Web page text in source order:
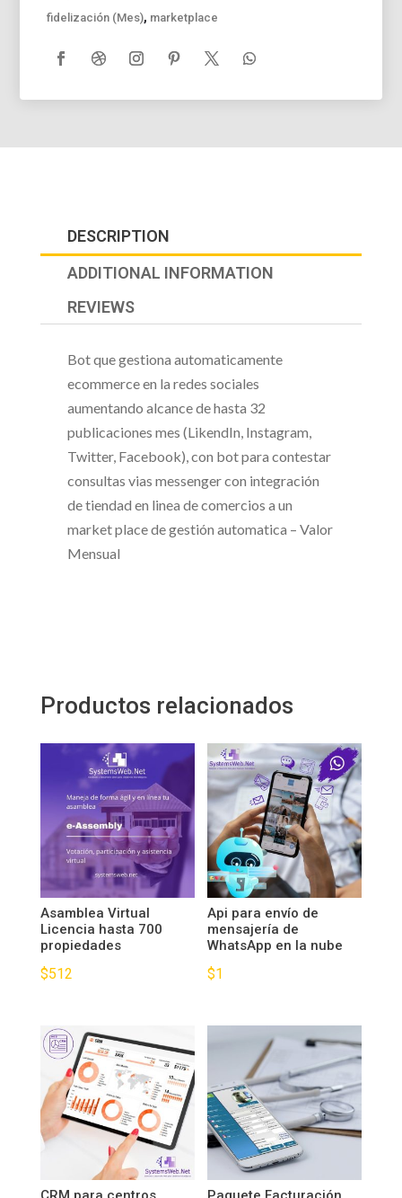
Bot
comercios
fidelización (Mes), marketplace
DESCRIPTION
ADDITIONAL INFORMATION
REVIEWS
Bot que gestiona automaticamente
ecommerce en la redes sociales
aumentando alcance de hasta 32
publicaciones mes (LikendIn, Instagram,
Twitter, Facebook), con bot para contestar
consultas vias messenger con integración
de tiendad en linea de comercios a un
market place de gestión automatica – Valor
Mensual
Productos relacionados
Asamblea Virtual
Licencia hasta 700
propiedades
$512
Api para envío de
mensajería de
WhatsApp en la nube
$1